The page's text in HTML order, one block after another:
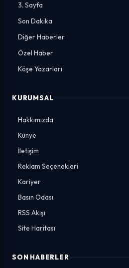
3. Sayfa
Son Dakika
Diğer Haberler
Özel Haber
Köşe Yazarları
KURUMSAL
Hakkımızda
Künye
İletişim
Reklam Seçenekleri
Kariyer
Basın Odası
RSS Akışı
Site Haritası
SON HABERLER